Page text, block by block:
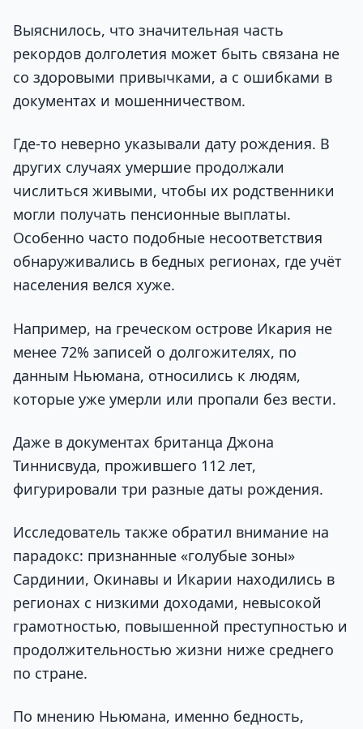
Выяснилось, что значительная часть
рекордов долголетия может быть связана не
со здоровыми привычками, а с ошибками в
документах и мошенничеством.
Где-то неверно указывали дату рождения. В
других случаях умершие продолжали
числиться живыми, чтобы их родственники
могли получать пенсионные выплаты.
Особенно часто подобные несоответствия
обнаруживались в бедных регионах, где учёт
населения велся хуже.
Например, на греческом острове Икария не
менее 72% записей о долгожителях, по
данным Ньюмана, относились к людям,
которые уже умерли или пропали без вести.
Даже в документах британца Джона
Тиннисвуда, прожившего 112 лет,
фигурировали три разные даты рождения.
Исследователь также обратил внимание на
парадокс: признанные «голубые зоны»
Сардинии, Окинавы и Икарии находились в
регионах с низкими доходами, невысокой
грамотностью, повышенной преступностью и
продолжительностью жизни ниже среднего
по стране.
По мнению Ньюмана, именно бедность,